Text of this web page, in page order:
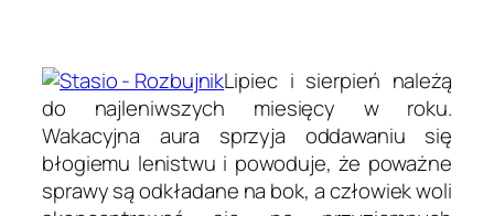
Lipiec i sierpień należą
do najleniwszych miesięcy w roku.
Wakacyjna aura sprzyja oddawaniu się
błogiemu lenistwu i powoduje, że poważne
sprawy są odkładane na bok, a człowiek woli